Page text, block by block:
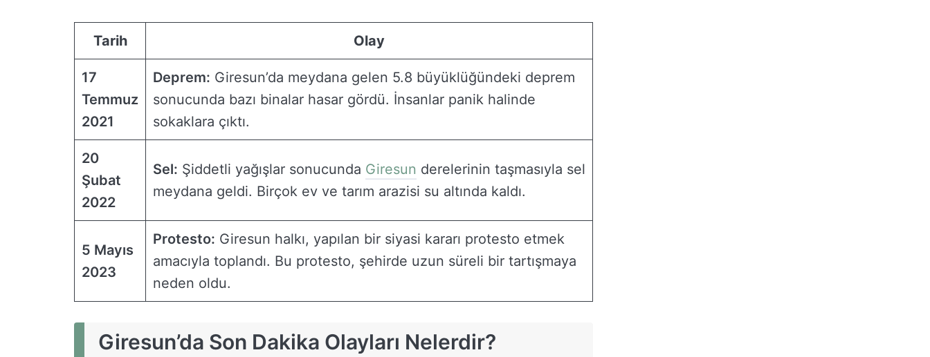
Tarih Olay
17
Temmuz
2021
Deprem: Giresun’da meydana gelen 5.8 büyüklüğündeki deprem
sonucunda bazı binalar hasar gördü. İnsanlar panik halinde
sokaklara çıktı.
20
Şubat
2022
Sel: Şiddetli yağışlar sonucunda Giresun derelerinin taşmasıyla sel
meydana geldi. Birçok ev ve tarım arazisi su altında kaldı.
5 Mayıs
2023
Protesto: Giresun halkı, yapılan bir siyasi kararı protesto etmek
amacıyla toplandı. Bu protesto, şehirde uzun süreli bir tartışmaya
neden oldu.
Giresun’da Son Dakika Olayları Nelerdir?